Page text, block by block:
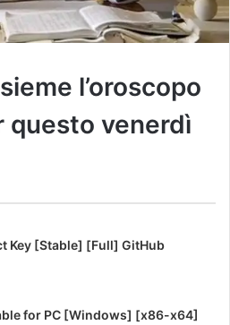
l’oroscopo
questo venerdì
Key [Stable] [Full] GitHub
for PC [Windows] [x86-x64]